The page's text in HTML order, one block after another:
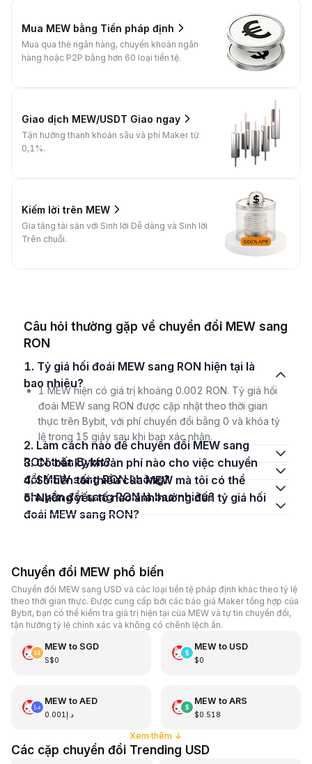
Mua MEW bằng Tiền pháp định
Mua qua thẻ ngân hàng, chuyển khoản ngân
hàng hoặc P2P bằng hơn 60 loại tiền tệ.
Giao dịch MEW/USDT Giao ngay
Tận hưởng thanh khoản sâu và phí Maker từ
0,1%.
Kiếm lời trên MEW
Gia tăng tài sản với Sinh lời Dễ dàng và Sinh lời
Trên chuỗi.
Câu hỏi thường gặp về chuyển đổi MEW sang
RON
1. Tỷ giá hối đoái MEW sang RON hiện tại là
bao nhiêu?
1 MEW hiện có giá trị khoảng 0.002 RON. Tỷ giá hối
đoái MEW sang RON được cập nhật theo thời gian
thực trên Bybit, với phí chuyển đổi bằng 0 và khóa tỷ
lệ trong 15 giây sau khi bạn xác nhận.
2. Làm cách nào để chuyển đổi MEW sang
RON trên Bybit?
3. Có bất kỳ khoản phí nào cho việc chuyển
đổi MEW sang RON không?
4. Số tiền tối thiểu của MEW mà tôi có thể
chuyển đổi sang RON là bao nhiêu?
5. Những yếu tố nào ảnh hưởng đến tỷ giá hối
đoái MEW sang RON?
Chuyển đổi MEW phổ biến
Chuyển đổi MEW sang USD và các loại tiền tệ pháp định khác theo tỷ lệ
theo thời gian thực. Được cung cấp bởi các báo giá Maker tổng hợp của
Bybit, bạn có thể kiểm tra giá trị hiện tại của MEW và tự tin chuyển đổi,
tận hưởng tỷ lệ chính xác và không có chênh lệch ẩn.
MEW to SGD
S$0
MEW to USD
$0
MEW to AED
د.إ0.001
MEW to ARS
$0.518
Xem thêm ↓
Các cặp chuyển đổi Trending USD